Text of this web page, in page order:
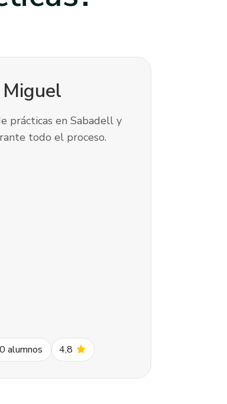
Miguel
prácticas en Sabadell y
todo el proceso.
alumnos 4,8 star